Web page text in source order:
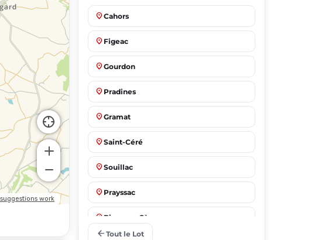
place Cahors
place Figeac
place Gourdon
place Pradines
place Gramat
place Saint-Céré
place Souillac
place Prayssac
place Biars-sur-Cère
arrow_back Tout le Lot